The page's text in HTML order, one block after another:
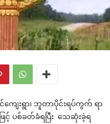
ကျေးရွာ၊ ဘူတာပိုင်းရပ်ကွက် ရာ
ပစ်ခတ်ခံရပြီး သေဆုံးခဲ့ရ